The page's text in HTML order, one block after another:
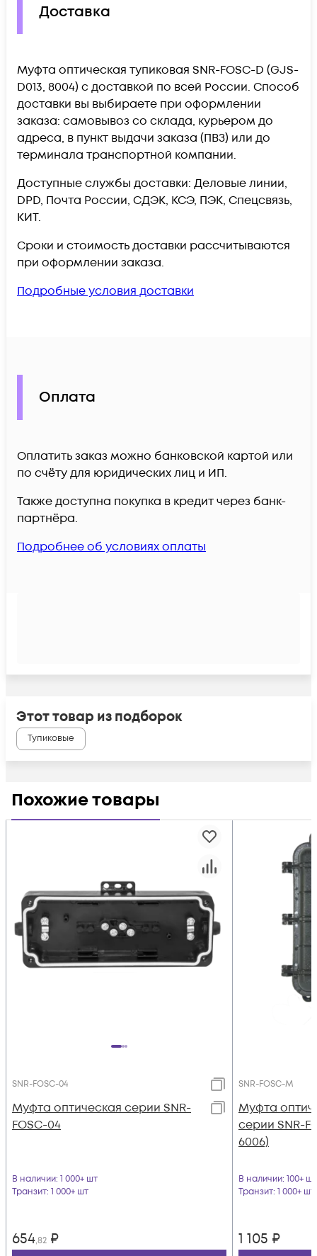
Доставка
Муфта оптическая тупиковая SNR-FOSC-D (GJS-
D013, 8004) c доставкой по всей России. Способ
доставки вы выбираете при оформлении
заказа: самовывоз со склада, курьером до
адреса, в пункт выдачи заказа (ПВЗ) или до
терминала транспортной компании.
Доступные службы доставки: Деловые линии,
DPD, Почта России, СДЭК, КСЭ, ПЭК, Спецсвязь,
КИТ.
Сроки и стоимость доставки рассчитываются
при оформлении заказа.
Подробные условия доставки
Оплата
Оплатить заказ можно банковской картой или
по счёту для юридических лиц и ИП.
Также доступна покупка в кредит через банк-
партнёра.
Подробнее об условиях оплаты
Этот товар из подборок
Тупиковые
Похожие товары
SNR-FOSC-04
Муфта оптическая серии SNR-
FOSC-04
В наличии: 1 000+ шт
Транзит: 1 000+ шт
654,82 ₽
SNR-FOSC-M
Муфта
серии SNR-
6006)
В наличии: 100+ шт
Транзит: 1 000+ шт
1 105 ₽